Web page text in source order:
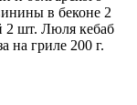
в беконе 2
шт. Люля кебаб
на гриле 200 г.